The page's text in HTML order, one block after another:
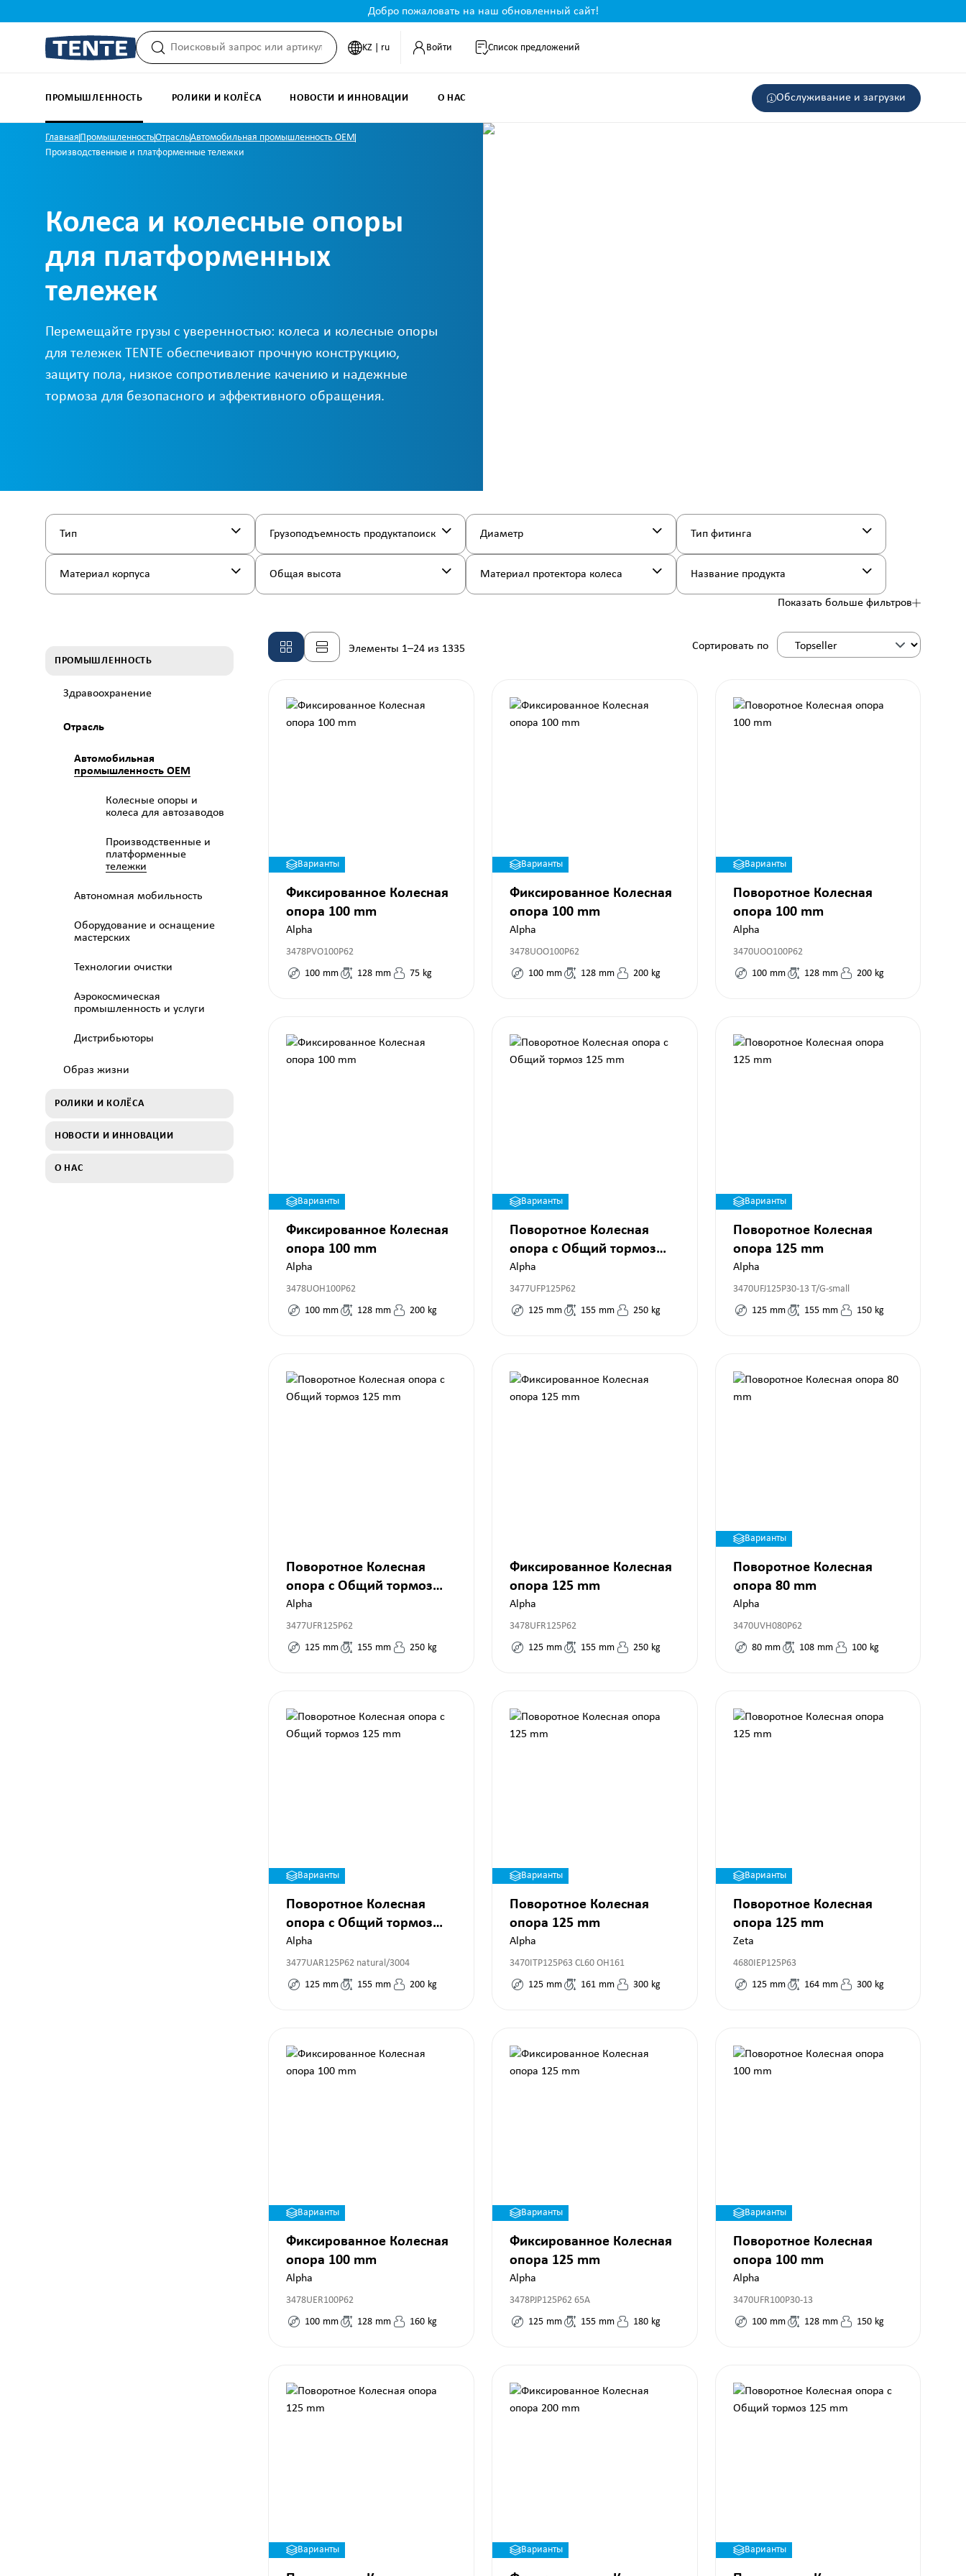
Добро пожаловать на наш обновленный сайт!
KZ | ru Войти Список предложений
ПРОМЫШЛЕННОСТЬ РОЛИКИ И КОЛЁСА НОВОСТИ И ИННОВАЦИИ О НАС Обслуживание и загрузки
Главная ПромышленностьОтрасльАвтомобильная промышленность OEM
Производственные и платформенные тележки
Колеса и колесные опоры
для платформенных
тележек
Перемещайте грузы с уверенностью: колеса и колесные опоры
для тележек TENTE обеспечивают прочную конструкцию,
защиту пола, низкое сопротивление качению и надежные
тормоза для безопасного и эффективного обращения.
Тип Грузоподъемность продуктапоиск Диаметр Тип фитинга
Материал корпуса Общая высота Материал протектора колеса Название продукта
Показать больше фильтров
ПРОМЫШЛЕННОСТЬ
Здравоохранение
Отрасль
Автомобильная
промышленность OEM
Колесные опоры и
колеса для автозаводов
Производственные и
платформенные
тележки
Автономная мобильность
Оборудование и оснащение
мастерских
Технологии очистки
Аэрокосмическая
промышленность и услуги
Дистрибьюторы
Образ жизни
РОЛИКИ И КОЛЁСА
НОВОСТИ И ИННОВАЦИИ
О НАС
Элементы 1–24 из 1335 Сортировать по
Варианты
Фиксированное Колесная
опора 100 mm
Alpha
3478PVO100P62
100 mm 128 mm 75 kg
Варианты
Фиксированное Колесная
опора 100 mm
Alpha
3478UOO100P62
100 mm 128 mm 200 kg
Варианты
Поворотное Колесная
опора 100 mm
Alpha
3470UOO100P62
100 mm 128 mm 200 kg
Варианты
Фиксированное Колесная
опора 100 mm
Alpha
3478UOH100P62
100 mm 128 mm 200 kg
Варианты
Поворотное Колесная
опора с Общий тормоз
125 mm
Alpha
3477UFP125P62
125 mm 155 mm 250 kg
Варианты
Поворотное Колесная
опора 125 mm
Alpha
3470UFJ125P30-13 T/G-small
125 mm 155 mm 150 kg
Поворотное Колесная
опора с Общий тормоз
125 mm
Alpha
3477UFR125P62
125 mm 155 mm 250 kg
Фиксированное Колесная
опора 125 mm
Alpha
3478UFR125P62
125 mm 155 mm 250 kg
Варианты
Поворотное Колесная
опора 80 mm
Alpha
3470UVH080P62
80 mm 108 mm 100 kg
Варианты
Поворотное Колесная
опора с Общий тормоз
125 mm
Alpha
3477UAR125P62 natural/3004
125 mm 155 mm 200 kg
Варианты
Поворотное Колесная
опора 125 mm
Alpha
3470ITP125P63 CL60 OH161
125 mm 161 mm 300 kg
Варианты
Поворотное Колесная
опора 125 mm
Zeta
4680IEP125P63
125 mm 164 mm 300 kg
Варианты
Фиксированное Колесная
опора 100 mm
Alpha
3478UER100P62
100 mm 128 mm 160 kg
Варианты
Фиксированное Колесная
опора 125 mm
Alpha
3478PJP125P62 65A
125 mm 155 mm 180 kg
Варианты
Поворотное Колесная
опора 100 mm
Alpha
3470UFR100P30-13
100 mm 128 mm 150 kg
Варианты Варианты Варианты